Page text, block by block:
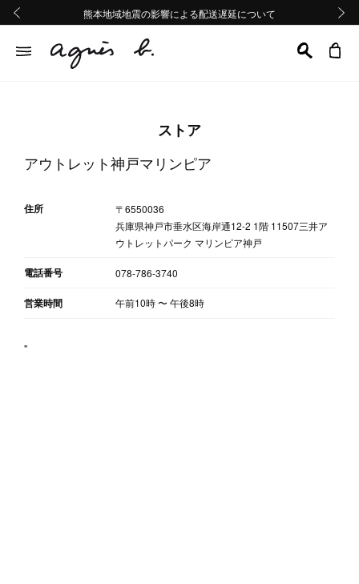
熊本地域地震の影響による配送遅延について
Summer Sale 2buy10%OFF!!
熊本地域地震の影響による配送遅延について
Summer Sale 2buy10%OFF!!
ストア
アウトレット神戸マリンピア
住所
〒6550036
兵庫県神戸市垂水区海岸通12-2 1階 11507三井ア
ウトレットパーク マリンピア神戸
電話番号 078-786-3740
営業時間 午前10時〜午後8時
"